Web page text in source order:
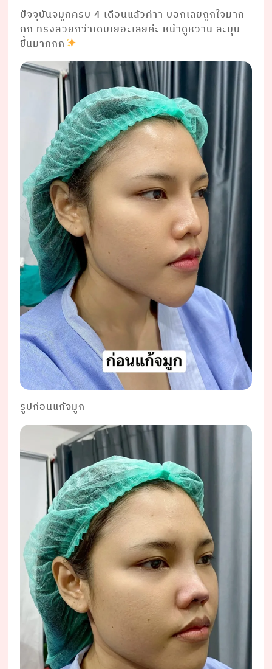
ปัจจุบันจมูกครบ 4 เดือนแล้วค่าา บอกเลยถูกใจมาก
กก ทรงสวยกว่าเดิมเยอะเลยค่ะ หน้าดูหวาน ละมุน
ขึ้นมากกก
รูปก่อนแก้จมูก